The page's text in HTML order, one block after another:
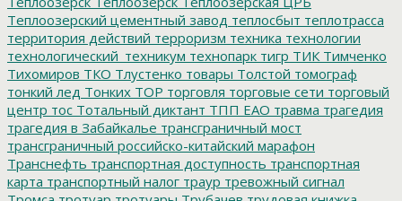
Теплоозерский цементный завод теплосбыт теплотрасса
территория действий терроризм техника технологии
технологический_техникум технопарк тигр ТИК Тимченко
Тихомиров ТКО Тлустенко товары Толстой томограф
тонкий лед Тонких ТОР торговля торговые сети торговый
центр тос Тотальный диктант ТПП ЕАО травма трагедия
трагедия в Забайкалье трансграничный мост
трансграничный российско-китайский марафон
Транснефть транспортная доступность транспортная
карта транспортный налог траур тревожный сигнал